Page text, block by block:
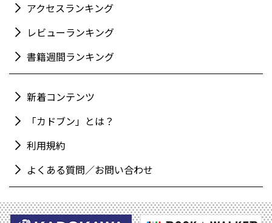
アクセスランキング
レビューランキング
書籍週間ランキング
新着コンテンツ
「カドブン」とは？
利用規約
よくある質問／お問い合わせ